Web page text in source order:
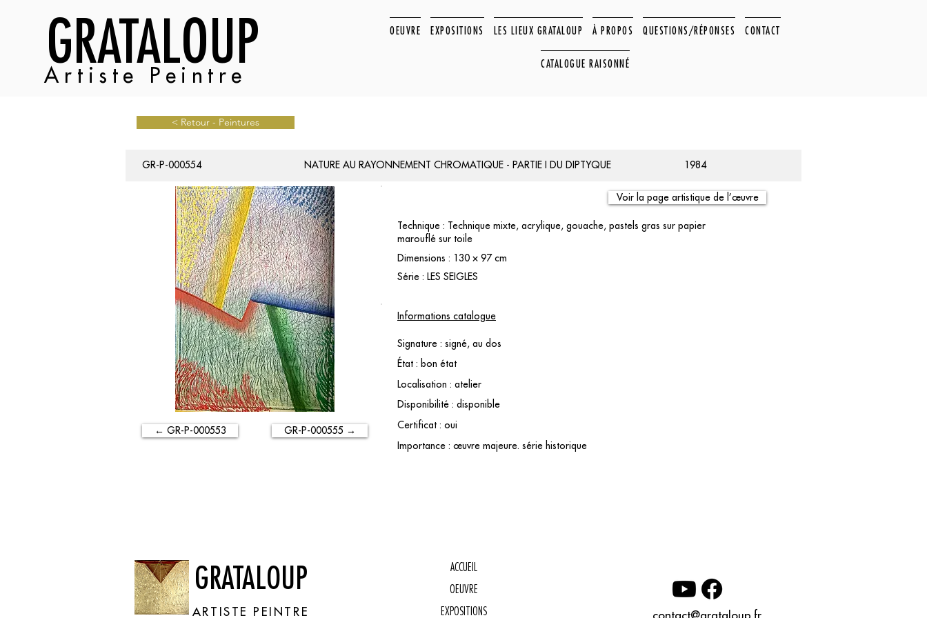
GRATALOUP
Artiste Peintre
OEUVRE EXPOSITIONS LES LIEUX GRATALOUP À PROPOS QUESTIONS/RÉPONSES CONTACT
CATALOGUE RAISONNÉ
< Retour - Peintures
GR-P-000554 NATURE AU RAYONNEMENT CHROMATIQUE - PARTIE I DU DIPTYQUE 1984
← GR-P-000553 GR-P-000555 →
Voir la page artistique de l’œuvre
Technique : Technique mixte, acrylique, gouache, pastels gras sur papier
marouflé sur toile
Dimensions : 130 × 97 cm
Série : LES SEIGLES
Informations catalogue
Signature : signé, au dos
État : bon état
Localisation : atelier
Disponibilité : disponible
Certificat : oui
Importance : œuvre majeure. série historique
GRATALOUP
ARTISTE PEINTRE
ACCUEIL
OEUVRE
EXPOSITIONS